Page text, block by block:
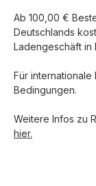
Ab 100,00 €
Deutschlands
Ladengeschäft in
Für
Bedingungen.
Weitere Infos zu
hier.